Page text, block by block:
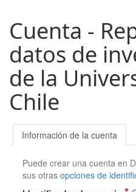
Cuenta -
datos de
de la
Chile
Información de la cuenta
Puede crear una cuenta en
sus otrasopciones de